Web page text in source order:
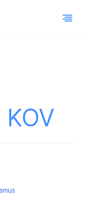
KOV